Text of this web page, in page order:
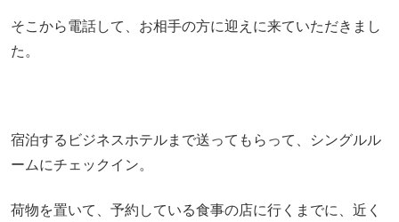
そこから電話して、お相手の方に迎えに来ていただきまし
た。
宿泊するビジネスホテルまで送ってもらって、シングルル
ームにチェックイン。
荷物を置いて、予約している食事の店に行くまでに、近く